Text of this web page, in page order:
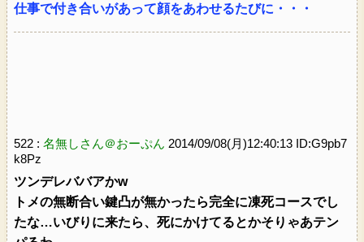
仕事で付き合いがあって顔をあわせるたびに・・・
522 : 名無しさん＠おーぷん 2014/09/08(月)12:40:13 ID:G9pb7
k8Pz
ツンデレババアかw
トメの無断合い鍵凸が無かったら完全に凍死コースでし
たな…いびりに来たら、死にかけてるとかそりゃあテン